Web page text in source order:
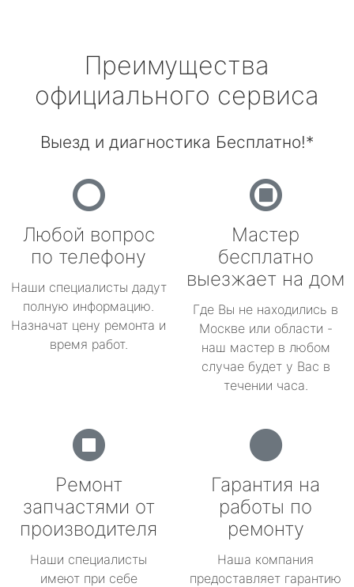
Преимущества
официального сервиса
Выезд и диагностика Бесплатно!*
Любой вопрос
по телефону
Наши специалисты дадут
полную информацию.
Назначат цену ремонта и
время работ.
Мастер
бесплатно
выезжает на дом
Где Вы не находились в
Москве или области -
наш мастер в любом
случае будет у Вас в
течении часа.
Ремонт
запчастями от
производителя
Наши специалисты
имеют при себе
Гарантия на
работы по
ремонту
Наша компания
предоставляет гарантию